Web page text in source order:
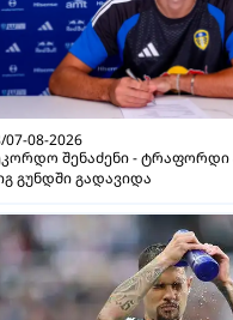
07-08-2026
შენაძენი - ტრაფორდი
გუნდში გადავიდა